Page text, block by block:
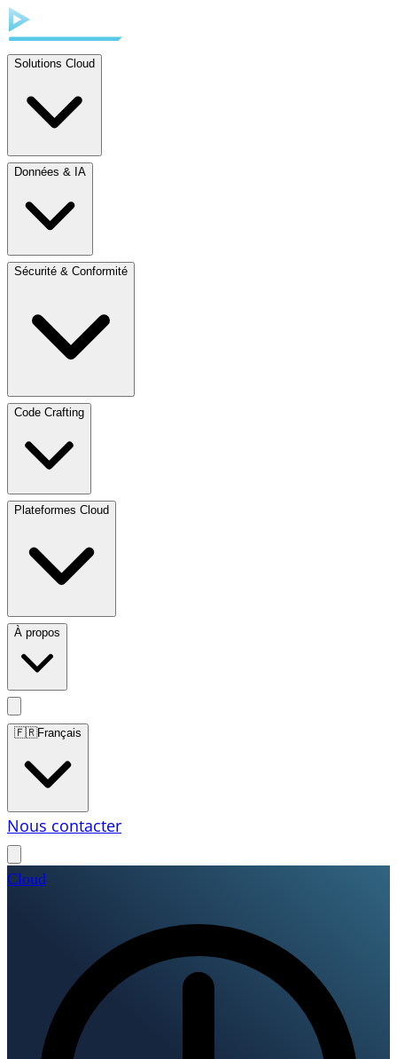
Solutions Cloud
Données & IA
Sécurité & Conformité
Code Crafting
Plateformes Cloud
À propos
🇫🇷Français
Nous contacter
Cloud